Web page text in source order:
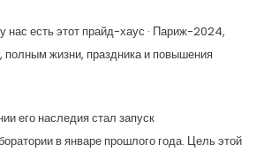
нас есть этот прайд-хаус · Париж-2024,
полным жизни, праздника и повышения
его наследия стал запуск
в январе прошлого года. Цель этой